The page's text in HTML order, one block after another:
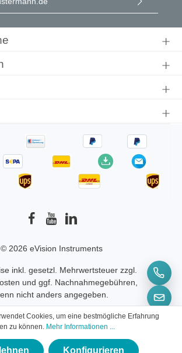
© 2026 eVision Instruments
inkl. gesetzl. Mehrwertsteuer zzgl.
und ggf. Nachnahmegebühren,
nicht anders angegeben.
Cookies, um eine bestmögliche Erfahrung
zu können. Mehr Informationen ...
Konfigurieren